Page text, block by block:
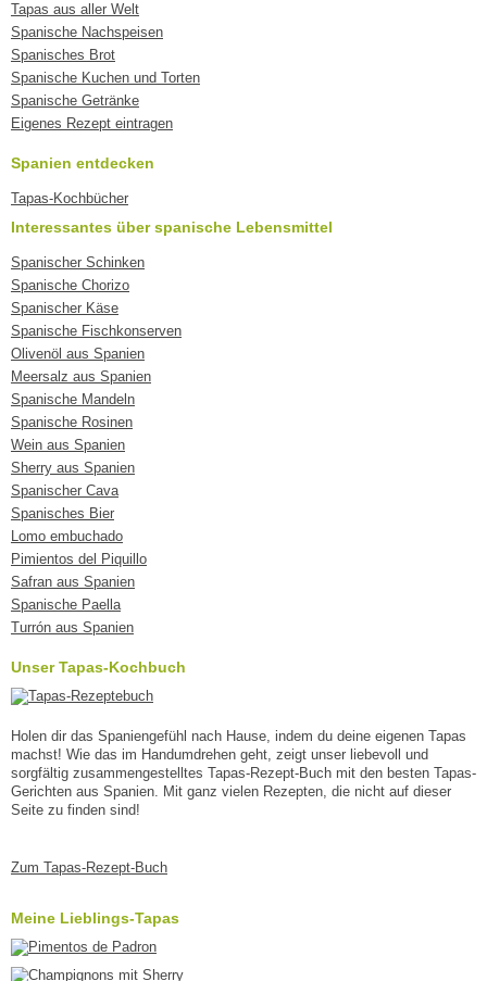
Tapas aus aller Welt
Spanische Nachspeisen
Spanisches Brot
Spanische Kuchen und Torten
Spanische Getränke
Eigenes Rezept eintragen
Spanien entdecken
Tapas-Kochbücher
Interessantes über spanische Lebensmittel
Spanischer Schinken
Spanische Chorizo
Spanischer Käse
Spanische Fischkonserven
Olivenöl aus Spanien
Meersalz aus Spanien
Spanische Mandeln
Spanische Rosinen
Wein aus Spanien
Sherry aus Spanien
Spanischer Cava
Spanisches Bier
Lomo embuchado
Pimientos del Piquillo
Safran aus Spanien
Spanische Paella
Turrón aus Spanien
Unser Tapas-Kochbuch
Holen dir das Spaniengefühl nach Hause, indem du deine eigenen Tapas
machst! Wie das im Handumdrehen geht, zeigt unser liebevoll und
sorgfältig zusammengestelltes Tapas-Rezept-Buch mit den besten Tapas-
Gerichten aus Spanien. Mit ganz vielen Rezepten, die nicht auf dieser
Seite zu finden sind!
Zum Tapas-Rezept-Buch
Meine Lieblings-Tapas